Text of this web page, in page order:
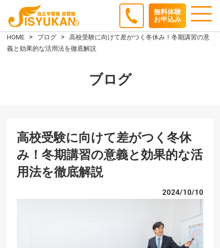
無料体験
お申込み
HOME ブログ
高校受験に向けて差がつく冬休み！冬期講習の意
義と効果的な活用法を徹底解説
ブログ
高校受験に向けて差がつく冬休
み！冬期講習の意義と効果的な活
用法を徹底解説
2024/10/10